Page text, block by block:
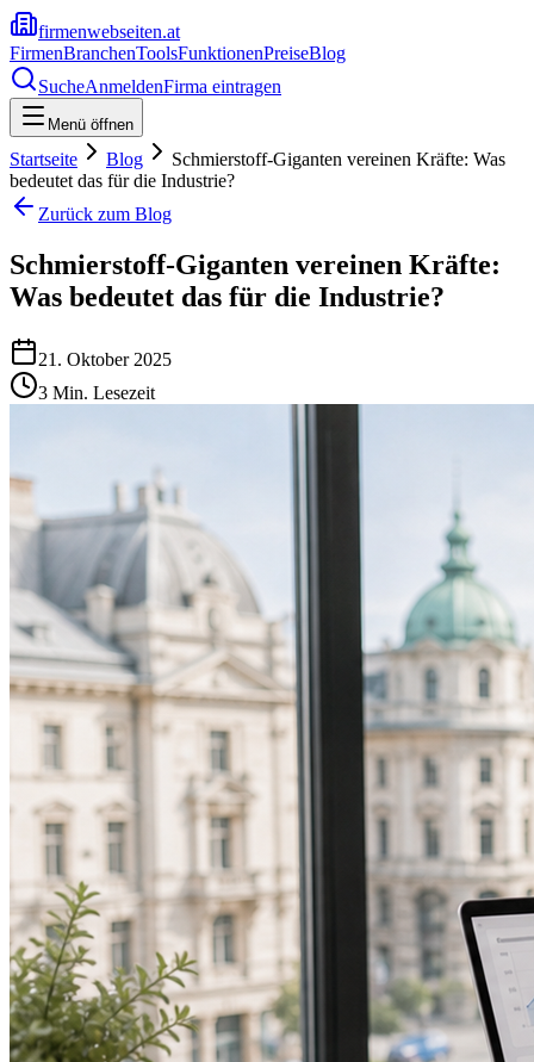
firmenwebseiten.at
FirmenBranchenToolsFunktionenPreiseBlog
SucheAnmeldenFirma eintragen
Menü öffnen
Startseite Blog
Schmierstoff-Giganten vereinen Kräfte: Was
bedeutet das für die Industrie?
Zurück zum Blog
Schmierstoff-Giganten vereinen Kräfte:
Was bedeutet das für die Industrie?
21. Oktober 2025
3 Min. Lesezeit